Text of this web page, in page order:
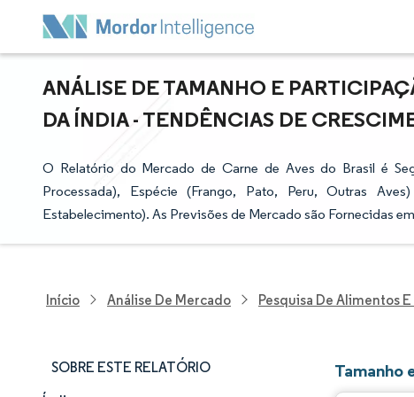
ANÁLISE DE TAMANHO E
DA ÍNDIA - TENDÊNCIAS DE
O Relatório do Mercado de Carne de Aves do Brasil é
Processada), Espécie (Frango, Pato, Peru, Outras
Estabelecimento). As Previsões de Mercado são Fornecidas
Início Análise De Mercado Pesquisa De Alimentos
SOBRE ESTE RELATÓRIO Tamanho